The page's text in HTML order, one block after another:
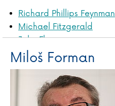
Richard Phillips Feynman
Michael Fitzgerald
John Flanagan
Gustave Flaubert
Miloš Forman
Ladislav Frej
Miloš Forman